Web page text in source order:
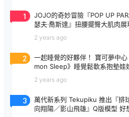
1
JOJO的奇妙冒險『POP UP
瑟夫‧喬斯達』扭腰擺臀大肌肉展
2 years ago
2
一起睡覺的好夥伴！ 寶可夢中
mon Sleep》睡覺鬆軟系抱墊娃
2 years ago
3
萬代新系列 Tekupiku 推出『排
向翔陽／影山飛雄』Q版模型 好